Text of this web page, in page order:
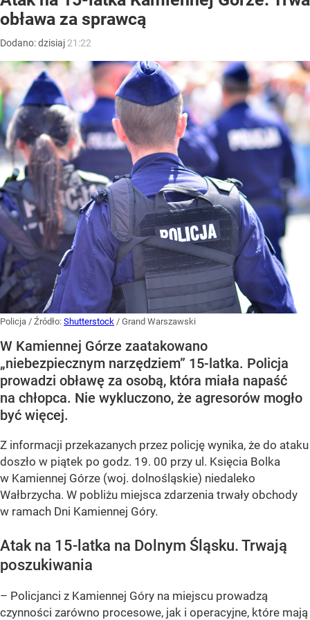
obława za sprawcą
Dodano:dzisiaj 21:22
Policja / Źródło: Shutterstock / Grand Warszawski
W Kamiennej Górze zaatakowano
„niebezpiecznym narzędziem” 15-latka. Policja
prowadzi obławę za osobą, która miała napaść
na chłopca. Nie wykluczono, że agresorów mogło
być więcej.
Z informacji przekazanych przez policję wynika, że do ataku
doszło w piątek po godz. 19. 00 przy ul. Księcia Bolka
w Kamiennej Górze (woj. dolnośląskie) niedaleko
Wałbrzycha. W pobliżu miejsca zdarzenia trwały obchody
w ramach Dni Kamiennej Góry.
Atak na 15-latka na Dolnym Śląsku. Trwają
poszukiwania
– Policjanci z Kamiennej Góry na miejscu prowadzą
czynności zarówno procesowe, jak i operacyjne, które mają